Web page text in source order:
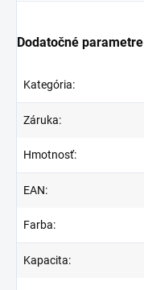
Dodatočné parametre
Kategória:
Záruka:
Hmotnosť:
EAN:
Farba:
Kapacita: